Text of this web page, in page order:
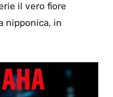
il vero fiore
nipponica, in